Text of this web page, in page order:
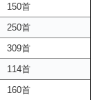
150首
250首
309首
114首
160首